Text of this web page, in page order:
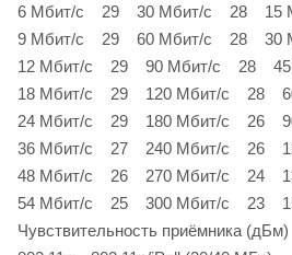
6 Мбит/c 29 30 Мбит/c 28 15
9 Мбит/c 29 60 Мбит/c 28 30
12 Мбит/c 29 90 Мбит/c 28
18 Мбит/c 29 120 Мбит/c 28
24 Мбит/c 29 180 Мбит/c 26
36 Мбит/c 27 240 Мбит/c 26
48 Мбит/c 26 270 Мбит/c 24
54 Мбит/c 25 300 Мбит/c 23
Чувствительность приёмника (дБм)